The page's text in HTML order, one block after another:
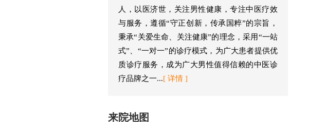
人，以医济世，关注男性健康，专注中医疗效
与服务，遵循“守正创新，传承国粹”的宗旨，
秉承“关爱生命、关注健康”的理念，采用“一站
式”、“一对一”的诊疗模式，为广大患者提供优
质诊疗服务，成为广大男性值得信赖的中医诊
疗品牌之一...[ 详情 ]
来院地图